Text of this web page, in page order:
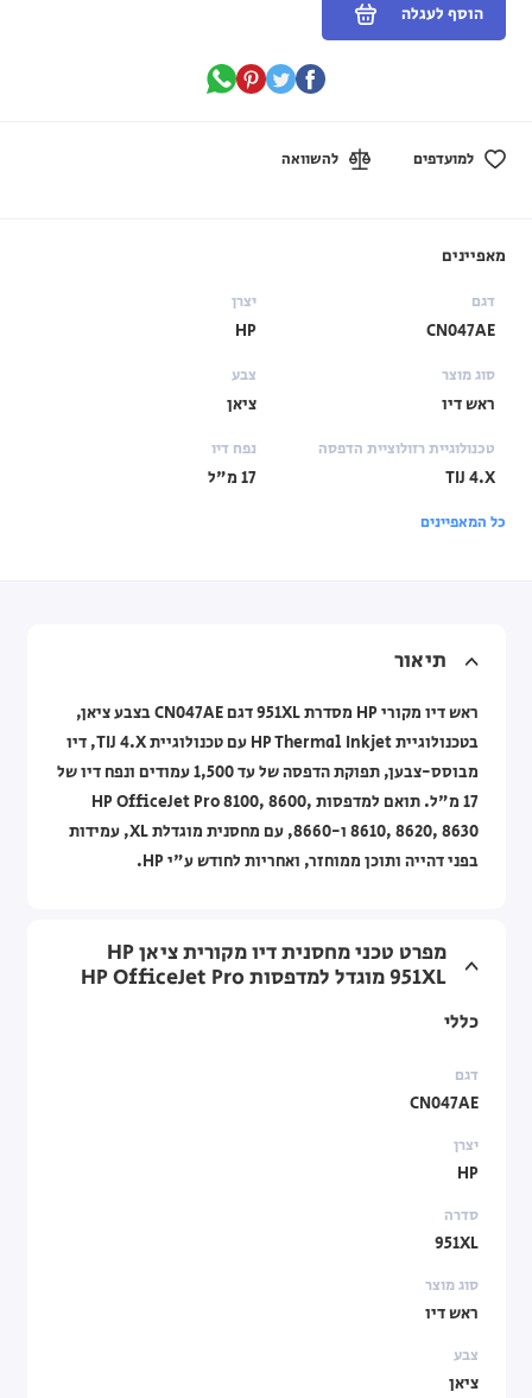
הוסף לעגלה
למועדפים להשוואה
מאפיינים
דגם
CN047AE
יצרן
HP
סוג מוצר
ראש דיו
צבע
ציאן
טכנולוגיית רזולוציית הדפסה
TIJ 4.X
נפח דיו
17 מ"ל
כל המאפיינים
תיאור
ראש דיו מקורי HP מסדרת 951XL דגם CN047AE בצבע ציאן,
בטכנולוגיית HP Thermal Inkjet עם טכנולוגיית TIJ 4.X, דיו
מבוסס-צבען, תפוקת הדפסה של עד 1,500 עמודים ונפח דיו של
17 מ"ל. תואם למדפסות HP OfficeJet Pro 8100, 8600,
8610, 8620, 8630 ו-8660, עם מחסנית מוגדלת XL, עמידות
בפני דהייה ותוכן ממוחזר, ואחריות לחודש ע"י HP.
מפרט טכני מחסנית דיו מקורית ציאן HP
951XL מוגדל למדפסות HP OfficeJet Pro
כללי
דגם
CN047AE
יצרן
HP
סדרה
951XL
סוג מוצר
ראש דיו
צבע
ציאן